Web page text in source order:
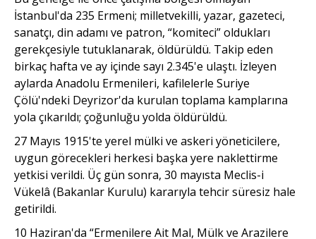
İstanbul'da 235 Ermeni; milletvekilli, yazar, gazeteci,
sanatçı, din adamı ve patron, “komiteci” oldukları
gerekçesiyle tutuklanarak, öldürüldü. Takip eden
birkaç hafta ve ay içinde sayı 2.345'e ulaştı. İzleyen
aylarda Anadolu Ermenileri, kafilelerle Suriye
Çölü'ndeki Deyrizor'da kurulan top­lama kamplarına
yola çıkarıldı; çoğunluğu yolda öldürüldü.
27 Mayıs 1915'te yerel mülki ve askeri yöneticilere,
uygun görecekleri herkesi başka yere nak­lettirme
yetkisi verildi. Üç gün sonra, 30 mayısta Meclis-i
Vükelâ (Bakanlar Kurulu) kararıyla tehcir süresiz hale
getirildi.
10 Haziran'da “Ermenilere Ait Mal, Mülk ve Arazilere